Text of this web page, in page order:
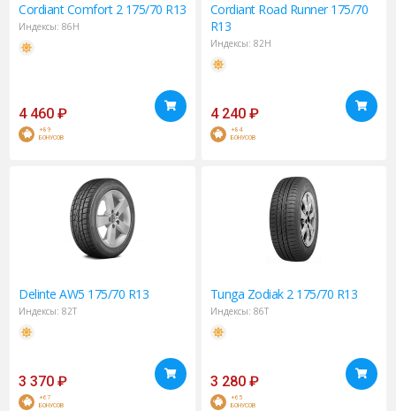
CordiantComfort 2 175/70 R13
Индексы: 86H
4 460 ₽
+89
БОНУСОВ
CordiantRoad Runner 175/70
R13
Индексы: 82H
4 240 ₽
+84
БОНУСОВ
Delinte AW5 175/70 R13
Индексы: 82T
3 370 ₽
+67
БОНУСОВ
Tunga Zodiak 2 175/70 R13
Индексы: 86T
3 280 ₽
+65
БОНУСОВ